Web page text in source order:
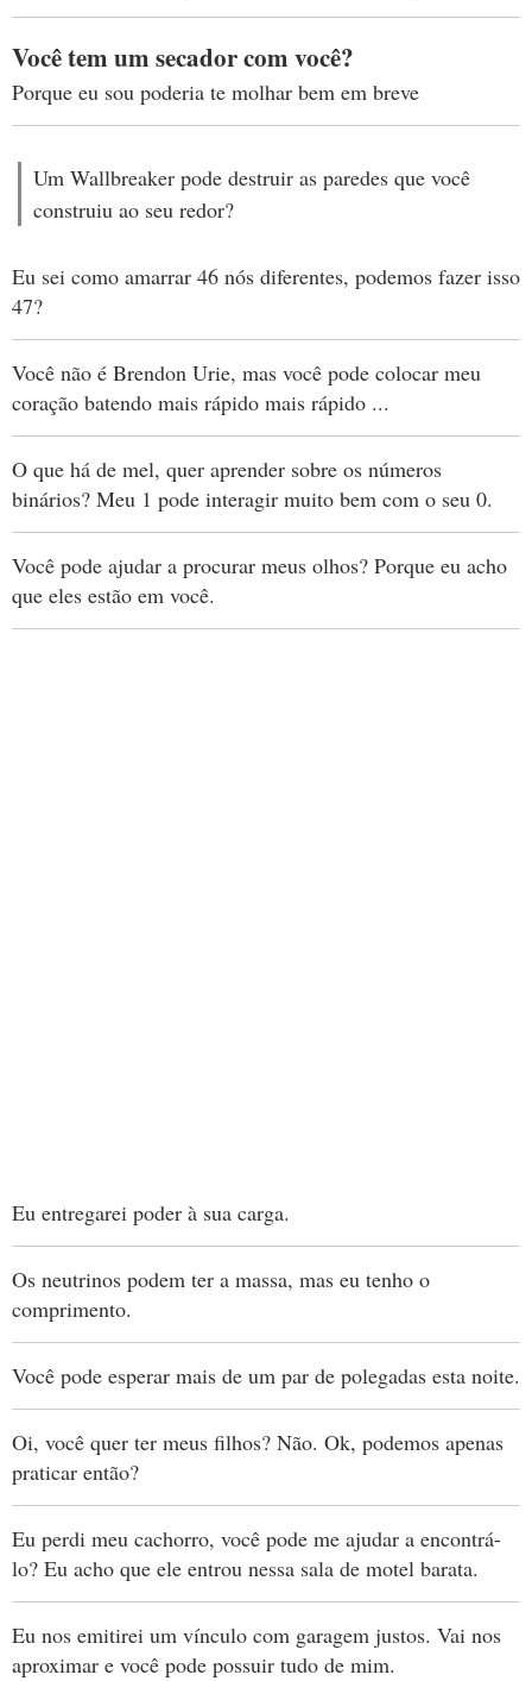
Você tem um secador com você?
Porque eu sou poderia te molhar bem em breve
Um Wallbreaker pode destruir as paredes que você
construiu ao seu redor?
Eu sei como amarrar 46 nós diferentes, podemos fazer isso
47?
Você não é Brendon Urie, mas você pode colocar meu
coração batendo mais rápido mais rápido ...
O que há de mel, quer aprender sobre os números
binários? Meu 1 pode interagir muito bem com o seu 0.
Você pode ajudar a procurar meus olhos? Porque eu acho
que eles estão em você.
Eu entregarei poder à sua carga.
Os neutrinos podem ter a massa, mas eu tenho o
comprimento.
Você pode esperar mais de um par de polegadas esta noite.
Oi, você quer ter meus filhos? Não. Ok, podemos apenas
praticar então?
Eu perdi meu cachorro, você pode me ajudar a encontrá-
lo? Eu acho que ele entrou nessa sala de motel barata.
Eu nos emitirei um vínculo com garagem justos. Vai nos
aproximar e você pode possuir tudo de mim.